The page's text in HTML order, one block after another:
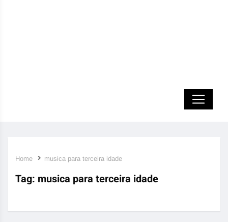
Home musica para terceira idade
Tag: musica para terceira idade